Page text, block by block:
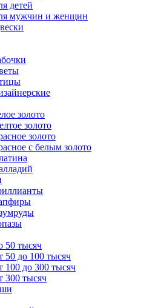
детей
мужчин и женщин
золото
золото
золото
с белым золото
50 тысяч
50 до 100 тысяч
100 до 300 тысяч
300 тысяч